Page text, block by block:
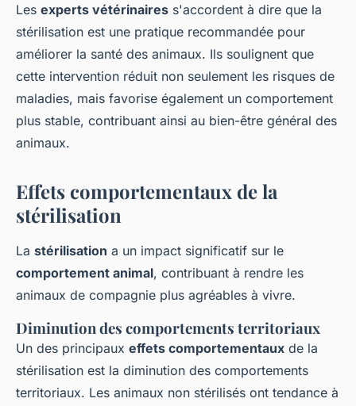
Les experts vétérinaires s'accordent à dire que la
stérilisation est une pratique recommandée pour
améliorer la santé des animaux. Ils soulignent que
cette intervention réduit non seulement les risques de
maladies, mais favorise également un comportement
plus stable, contribuant ainsi au bien-être général des
animaux.
Effets comportementaux de la
stérilisation
La stérilisation a un impact significatif sur le
comportement animal, contribuant à rendre les
animaux de compagnie plus agréables à vivre.
Diminution des comportements territoriaux
Un des principaux effets comportementaux de la
stérilisation est la diminution des comportements
territoriaux. Les animaux non stérilisés ont tendance à